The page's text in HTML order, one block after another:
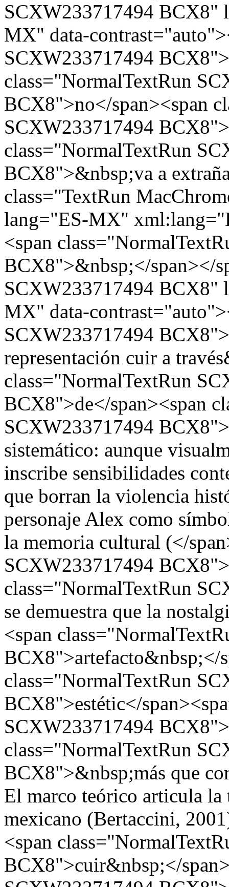
SCXW233717494
MX" data-
SCXW233717494
class="NormalTextRun
BCX8">no</span><span
SCXW233717494
class="NormalTextRun
BCX8">&nbsp;va a
class="TextRun
lang="ES-MX"
<span
BCX8">&nbsp;</span></
SCXW233717494
MX" data-
SCXW233717494
representación cuir a
class="NormalTextRun
BCX8">de</span><span
SCXW233717494
sistemático: aunque
inscribe sensibilidades
que borran la violencia
personaje Alex como
la memoria cultural (</
SCXW233717494
class="NormalTextRun
se demuestra que la
<span
BCX8">artefacto&nbsp;</
class="NormalTextRun
BCX8">estétic</
SCXW233717494
class="NormalTextRun
BCX8">&nbsp;más que
El marco teórico articula
mexicano (Bertaccini,
<span
BCX8">cuir&nbsp;</